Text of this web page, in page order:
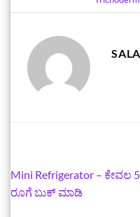
Mini Refrigerator – ಕೇವಲ
ರೂಗೆ ಬುಕ್‌ ಮಾಡಿ